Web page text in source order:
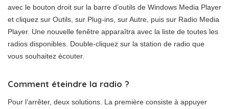
avec le bouton droit sur la barre d’outils de Windows Media Player
et cliquez sur Outils, sur Plug-ins, sur Autre, puis sur Radio Media
Player. Une nouvelle fenêtre apparaîtra avec la liste de toutes les
radios disponibles. Double-cliquez sur la station de radio que
vous souhaitez écouter.
Comment éteindre la radio ?
Pour l’arrêter, deux solutions. La première consiste à appuyer